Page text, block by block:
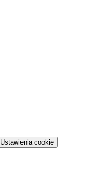
Ustawienia cookie